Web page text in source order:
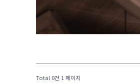
Total 0건 1 페이지